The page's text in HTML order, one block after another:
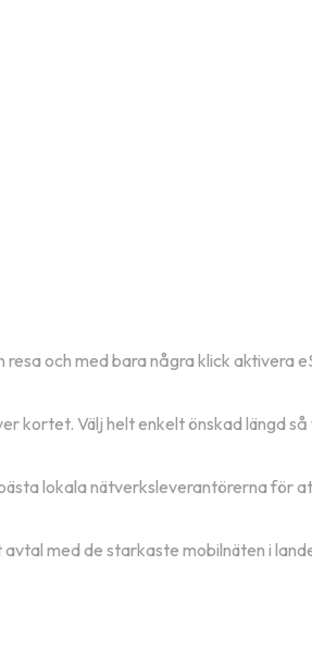
och med bara några klick aktivera
kortet. Välj helt enkelt önskad längd
lokala nätverksleverantörerna för
med de starkaste mobilnäten i